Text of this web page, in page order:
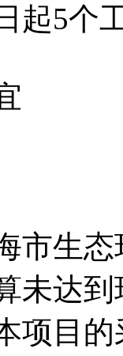
起5个
市生
未达
项目